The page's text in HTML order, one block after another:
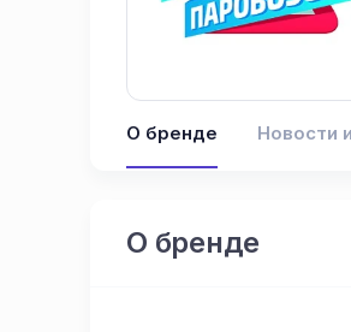
О бренде Новости
О бренде